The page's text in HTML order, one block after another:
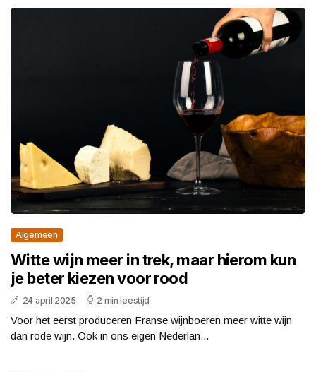
Algemeen
Witte wijn meer in trek, maar hierom kun
je beter kiezen voor rood
24 april 2025 2 min leestijd
Voor het eerst produceren Franse wijnboeren meer witte wijn
dan rode wijn. Ook in ons eigen Nederlan...